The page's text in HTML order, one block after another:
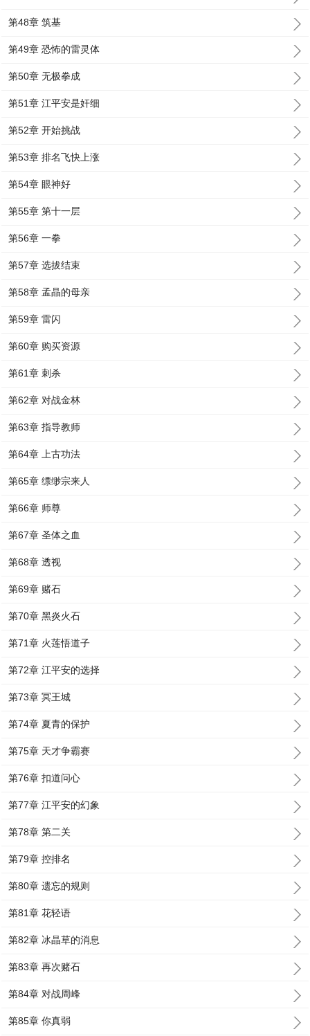
第48章 筑基
第49章 恐怖的雷灵体
第50章 无极拳成
第51章 江平安是奸细
第52章 开始挑战
第53章 排名飞快上涨
第54章 眼神好
第55章 第十一层
第56章 一拳
第57章 选拔结束
第58章 孟晶的母亲
第59章 雷闪
第60章 购买资源
第61章 刺杀
第62章 对战金林
第63章 指导教师
第64章 上古功法
第65章 缥缈宗来人
第66章 师尊
第67章 圣体之血
第68章 透视
第69章 赌石
第70章 黑炎火石
第71章 火莲悟道子
第72章 江平安的选择
第73章 冥王城
第74章 夏青的保护
第75章 天才争霸赛
第76章 扣道问心
第77章 江平安的幻象
第78章 第二关
第79章 控排名
第80章 遗忘的规则
第81章 花轻语
第82章 冰晶草的消息
第83章 再次赌石
第84章 对战周峰
第85章 你真弱